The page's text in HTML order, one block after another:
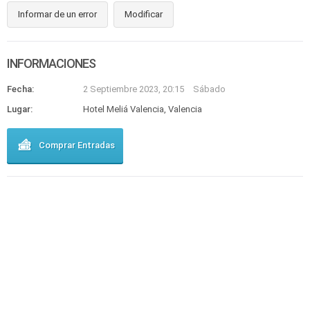
Informar de un error Modificar
INFORMACIONES
Fecha: 2 Septiembre 2023, 20:15
Sábado
Lugar:
Hotel Meliá Valencia, Valencia
Comprar Entradas